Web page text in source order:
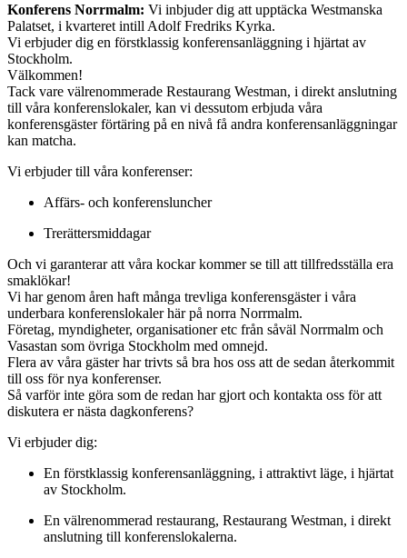
Konferens Norrmalm: Vi inbjuder dig att upptäcka Westmanska
Palatset, i kvarteret intill Adolf Fredriks Kyrka.
Vi erbjuder dig en förstklassig konferensanläggning i hjärtat av
Stockholm.
Välkommen!
Tack vare välrenommerade Restaurang Westman, i direkt anslutning
till våra konferenslokaler, kan vi dessutom erbjuda våra
konferensgäster förtäring på en nivå få andra konferensanläggningar
kan matcha.
Vi erbjuder till våra konferenser:
Affärs- och konferensluncher
Trerättersmiddagar
Och vi garanterar att våra kockar kommer se till att tillfredsställa era
smaklökar!
Vi har genom åren haft många trevliga konferensgäster i våra
underbara konferenslokaler här på norra Norrmalm.
Företag, myndigheter, organisationer etc från såväl Norrmalm och
Vasastan som övriga Stockholm med omnejd.
Flera av våra gäster har trivts så bra hos oss att de sedan återkommit
till oss för nya konferenser.
Så varför inte göra som de redan har gjort och kontakta oss för att
diskutera er nästa dagkonferens?
Vi erbjuder dig:
En förstklassig konferensanläggning, i attraktivt läge, i hjärtat
av Stockholm.
En välrenommerad restaurang, Restaurang Westman, i direkt
anslutning till konferenslokalerna.